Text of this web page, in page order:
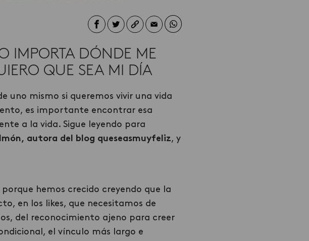
IMPORTA DÓNDE ME
QUE SEA MI DÍA
uno mismo si queremos vivir una vida
es importante encontrar esa
a la vida. Sigue leyendo para
autora del blog queseasmuyfeliz, y
hemos crecido creyendo que la
en los likes, que necesitamos de
del reconocimiento ajeno para creer
el vínculo más largo e